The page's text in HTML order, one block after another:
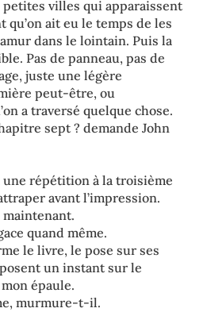
villes qui apparaissent
qu’on ait eu le temps de les
dans le lointain. Puis la
Pas de panneau, pas de
juste une légère
peut-être, ou
a traversé quelque chose.
sept ? demande John
répétition à la troisième
avant l’impression.
maintenant.
quand même.
le livre, le pose sur ses
un instant sur le
épaule.
murmure-t-il.